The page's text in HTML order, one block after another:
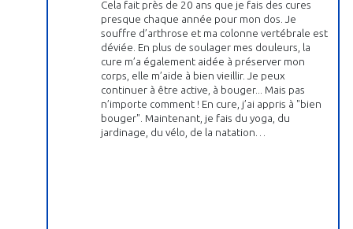
Cela fait près de 20 ans que je fais des cures
presque chaque année pour mon dos. Je
souffre d’arthrose et ma colonne vertébrale est
déviée. En plus de soulager mes douleurs, la
cure m’a également aidée à préserver mon
corps, elle m’aide à bien vieillir. Je peux
continuer à être active, à bouger... Mais pas
n’importe comment ! En cure, j’ai appris à "bien
bouger". Maintenant, je fais du yoga, du
jardinage, du vélo, de la natation…